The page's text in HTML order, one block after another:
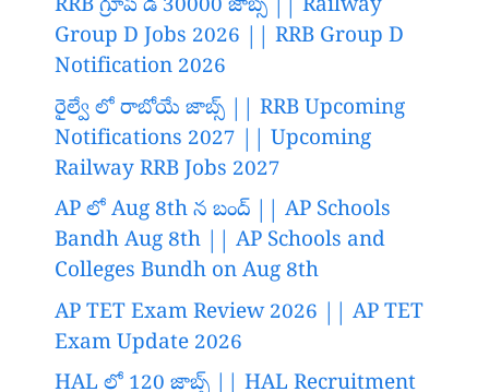
RRB గ్రూప్ డి 30000 జాబ్స్ || Railway
Group D Jobs 2026 || RRB Group D
Notification 2026
రైల్వే లో రాబోయే జాబ్స్ || RRB Upcoming
Notifications 2027 || Upcoming
Railway RRB Jobs 2027
AP లో Aug 8th న బంద్ || AP Schools
Bandh Aug 8th || AP Schools and
Colleges Bundh on Aug 8th
AP TET Exam Review 2026 || AP TET
Exam Update 2026
HAL లో 120 జాబ్స్ || HAL Recruitment